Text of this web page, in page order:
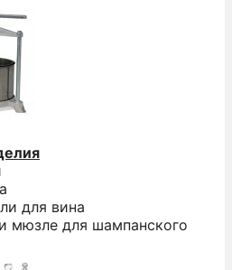
для вина
мюзле для шампанского